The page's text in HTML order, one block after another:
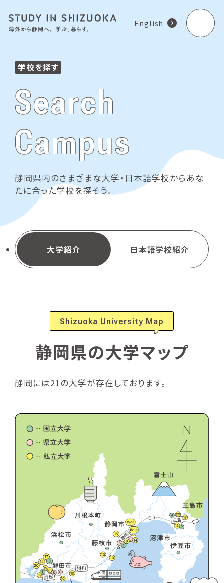
English
学校を探す
Search
Campus
静岡県内のさまざまな大学・日本語学校からあな
たに合った学校を探そう。
大学紹介 日本語学校紹介
Shizuoka University Map
静岡県の大学マップ
静岡には21の大学が存在しております。